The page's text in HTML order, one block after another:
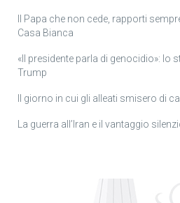
Il Papa che non cede, rapporti
Casa Bianca
«Il presidente parla di genocidio»: lo
Trump
Il giorno in cui gli alleati smisero di
La guerra all’Iran e il vantaggio